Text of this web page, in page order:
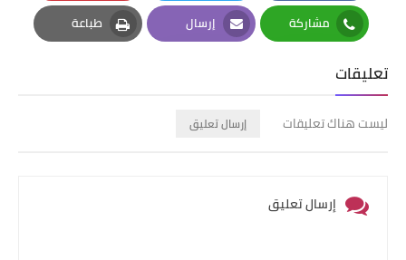
Facebook
Twitter
Pinterest
مشاركة
Whatsapp
إرسال
Email
طباعة
Print
تعليقات
ليست هناك تعليقات إرسال تعليق
إرسال تعليق